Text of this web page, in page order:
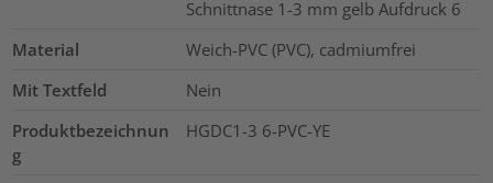
Schnittnase 1-3 mm gelb Aufdruck 6
Material
Weich-PVC (PVC), cadmiumfrei
Mit Textfeld
Nein
Produktbezeichnun
g
HGDC1-3 6-PVC-YE